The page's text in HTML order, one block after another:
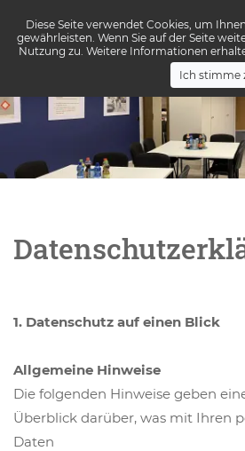
Menü
1. Datenschutz auf einen Blick
Allgemeine Hinweise
Die folgenden Hinweise geben
Überblick darüber, was mit Ihren
Daten
Diese Seite verwendet Cookies, um
gewährleisten. Wenn Sie auf der Seite
Nutzung zu. Weitere Informationen
Ich stimme